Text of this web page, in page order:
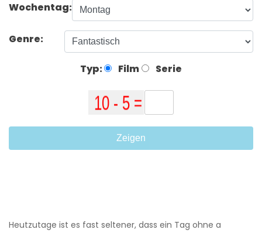
Wochentag:
Genre:
Typ: Film Serie
Zeigen
Heutzutage ist es fast seltener, dass ein Tag ohne a